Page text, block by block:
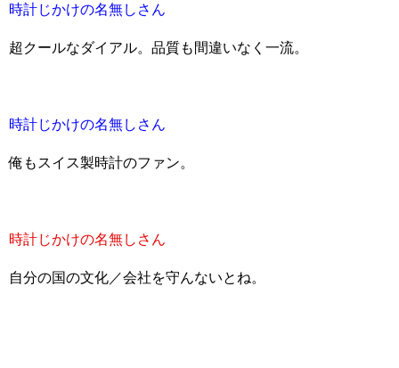
時計じかけの名無しさん
超クールなダイアル。品質も間違いなく一流。
時計じかけの名無しさん
俺もスイス製時計のファン。
時計じかけの名無しさん
自分の国の文化／会社を守んないとね。